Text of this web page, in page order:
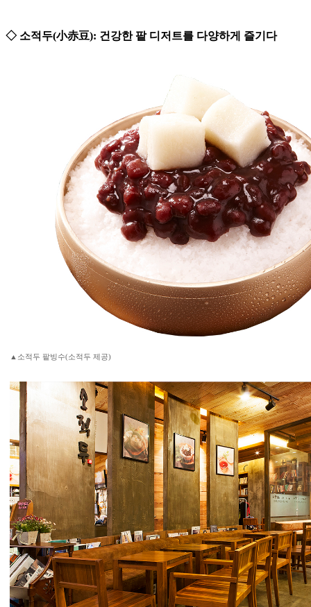
◇ 소적두(小赤豆): 건강한 팥 디저트를 다양하게 즐기다
▲소적두 팥빙수(소적두 제공)